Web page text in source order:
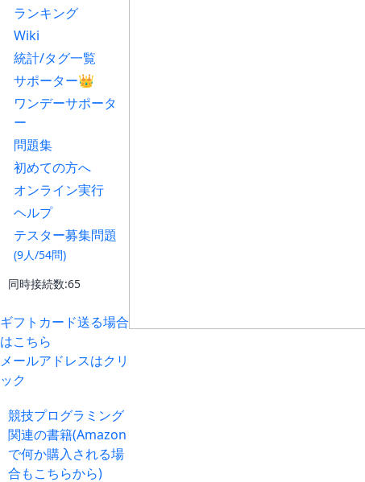
ランキング
Wiki
統計/タグ一覧
サポーター👑
ワンデーサポータ
ー
問題集
初めての方へ
オンライン実行
ヘルプ
テスター募集問題
(9人/54問)
同時接続数:65
ギフトカード送る場合
はこちら
メールアドレスはクリ
ック
競技プログラミング
関連の書籍(Amazon
で何か購入される場
合もこちらから)